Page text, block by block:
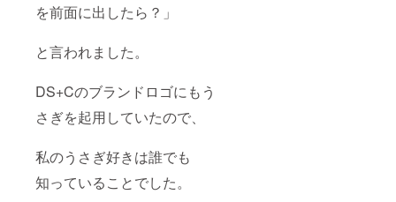
を前面に出したら？」
と言われました。
DS+Cのブランドロゴにもう
さぎを起用していたので、
私のうさぎ好きは誰でも
知っていることでした。